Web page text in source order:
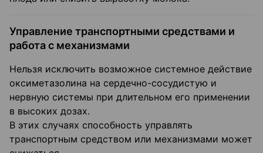
Управление транспортными средствами и
работа с механизмами
Нельзя исключить возможное системное действие
оксиметазолина на сердечно-сосудистую и
нервную системы при длительном его применении
в высоких дозах.
В этих случаях способность управлять
транспортным средством или механизмами может